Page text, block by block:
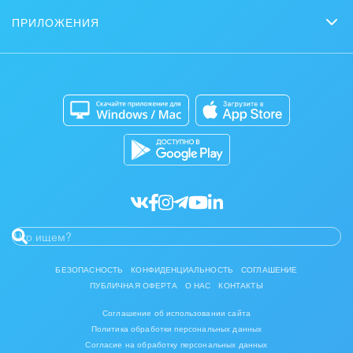
Юриспруденция
Контакт-центр
Нейросети
Кибербезопасность
Стать партнером
Битрикс24 для Энтерпрайз
ПРИЛОЖЕНИЯ
Битрикс24 Маркет
Разработчикам приложений
БЕЗОПАСНОСТЬ КОНФИДЕНЦИАЛЬНОСТЬ
СОГЛАШЕНИЕ
ПУБЛИЧНАЯ ОФЕРТА
О НАС КОНТАКТЫ
Соглашение об использовании сайта
Политика обработки персональных данных
Согласие на обработку персональных данных